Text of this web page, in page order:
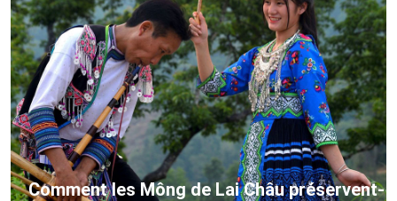
Comment les Mông de Lai Châu préservent-